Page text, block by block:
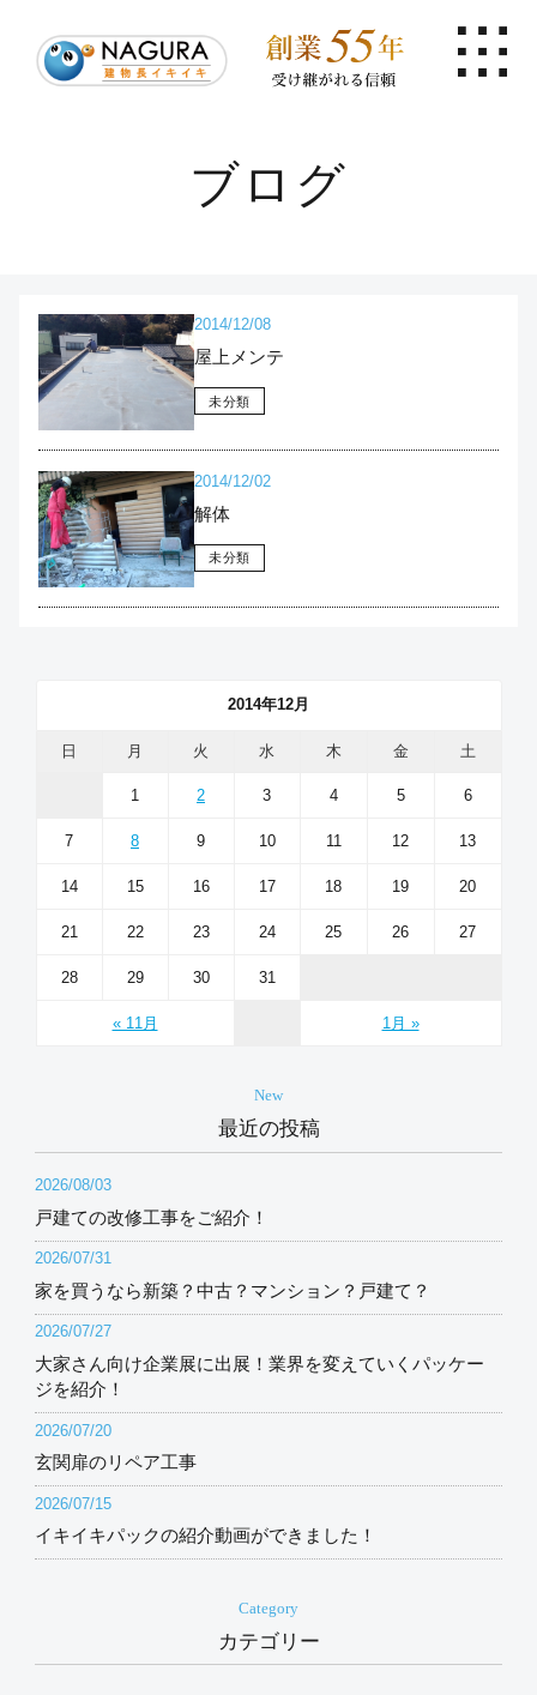
ブログ
2014/12/08
屋上メンテ
未分類
2014/12/02
解体
未分類
2014年12月
日 月 火 水 木 金 土
« 11月 1月 »
1 2 3 4 5 6
7 8 9 10 11 12 13
14 15 16 17 18 19 20
21 22 23 24 25 26 27
28 29 30 31
New
最近の投稿
2026/08/03
戸建ての改修工事をご紹介！
2026/07/31
家を買うなら新築？中古？マンション？戸建て？
2026/07/27
大家さん向け企業展に出展！業界を変えていくパッケー
ジを紹介！
2026/07/20
玄関扉のリペア工事
2026/07/15
イキイキパックの紹介動画ができました！
Category
カテゴリー